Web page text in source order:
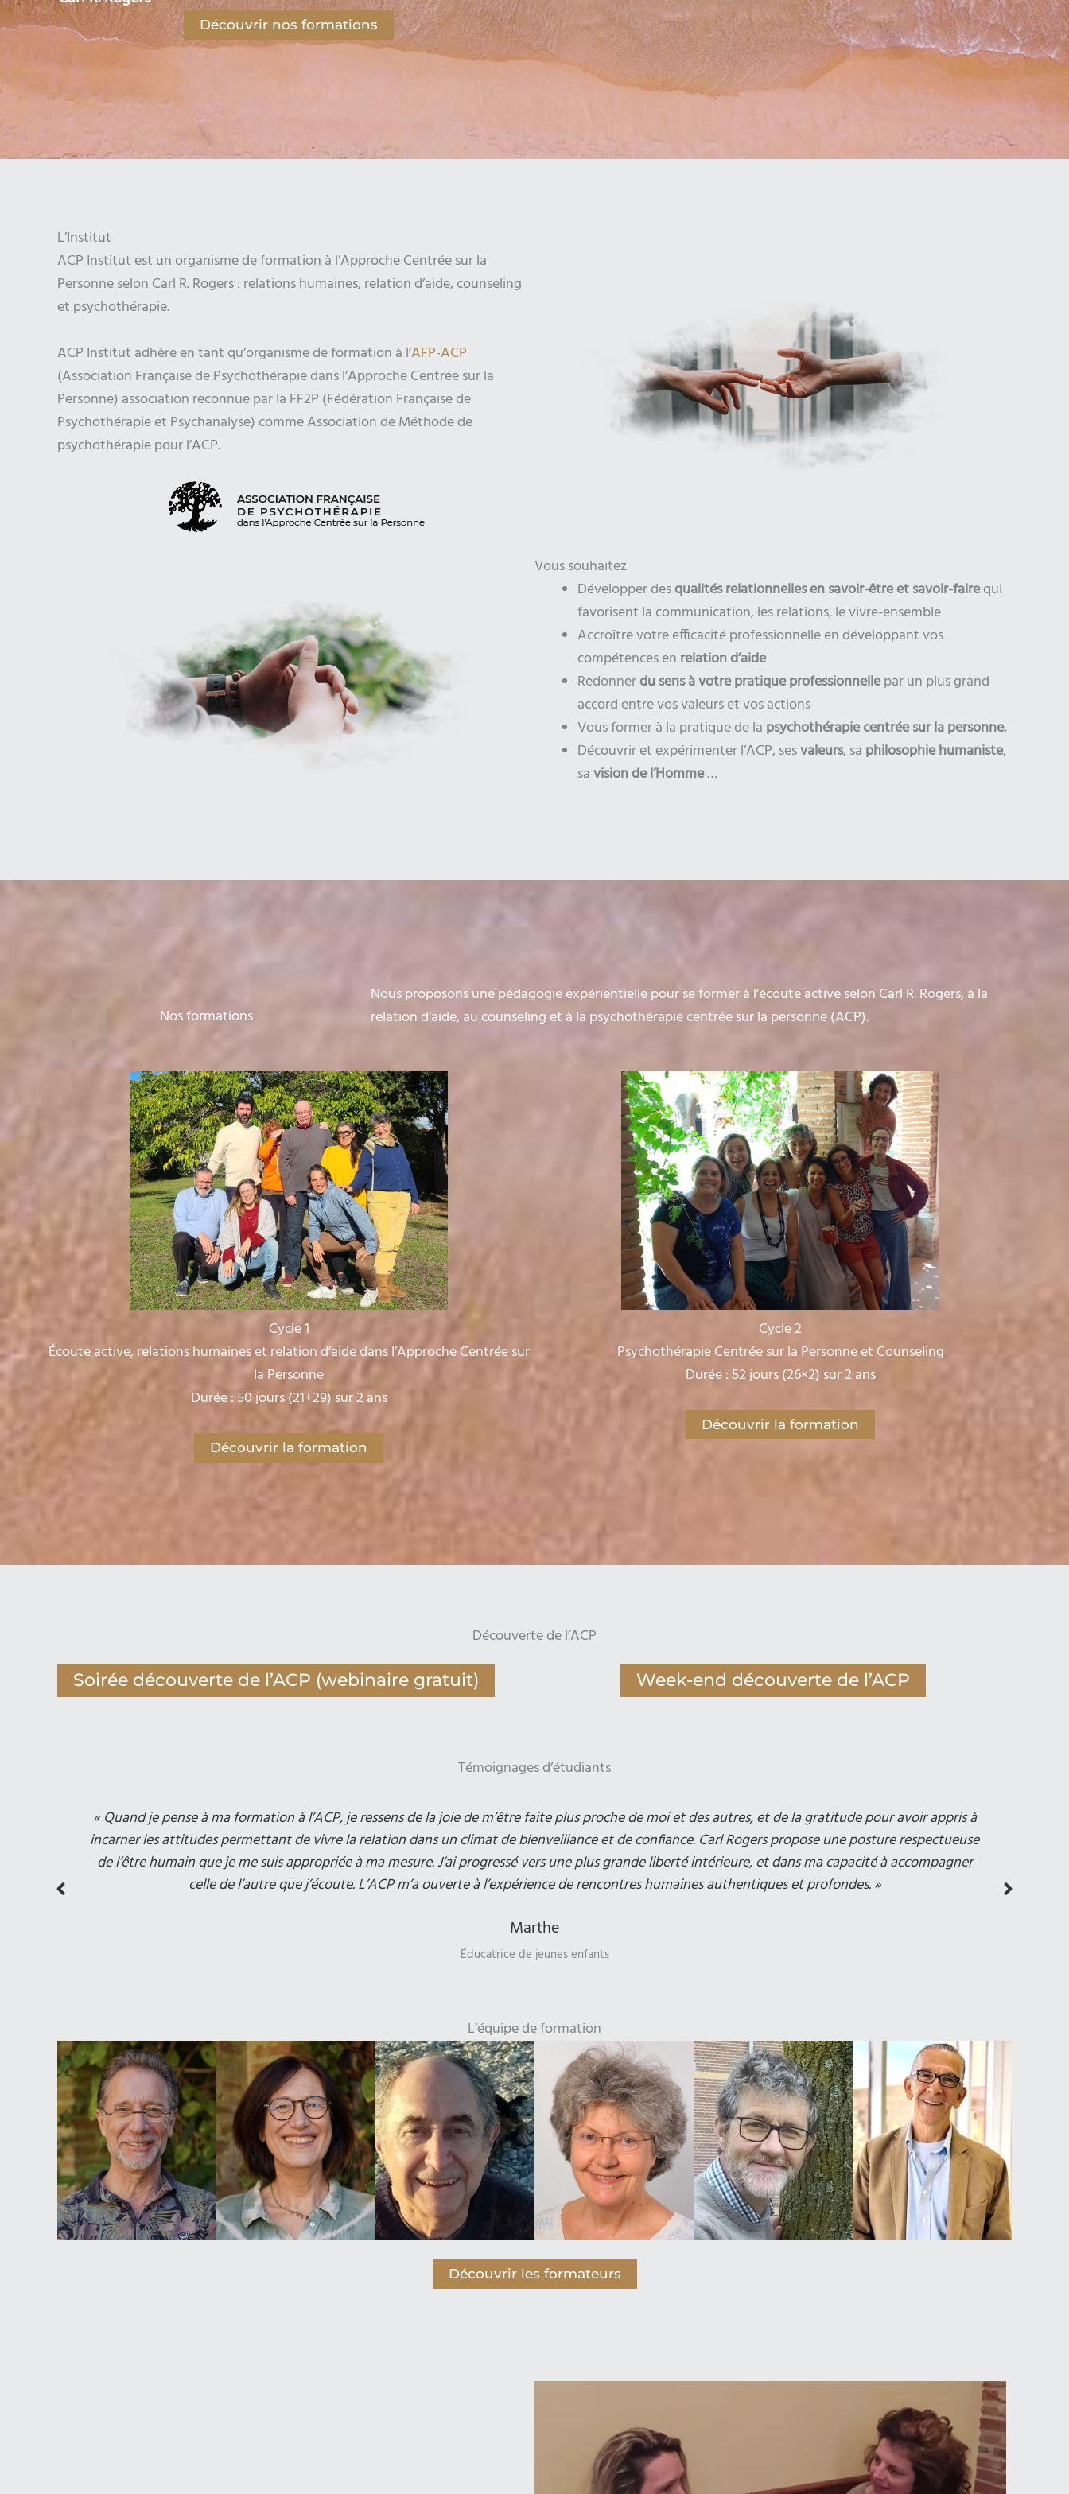
Découvrir nos formations
L’Institut
ACP Institut est un organisme de formation à l’Approche Centrée sur la
Personne selon Carl R. Rogers : relations humaines, relation d’aide, counseling
et psychothérapie.
ACP Institut adhère en tant qu’organisme de formation à l’AFP-ACP
(Association Française de Psychothérapie dans l’Approche Centrée sur la
Personne) association reconnue par la FF2P (Fédération Française de
Psychothérapie et Psychanalyse) comme Association de Méthode de
psychothérapie pour l’ACP.
Vous souhaitez
Développer desqualités relationnelles en savoir-être et savoir-fairequi
favorisent la communication, les relations, le vivre-ensemble
Accroître votre efficacité professionnelle en développant vos
compétences en relation d’aide
Redonnerdu sens à votre pratique professionnellepar un plus grand
accord entre vos valeurs et vos actions
Vous former à la pratique de la psychothérapie centrée sur la personne.
Découvrir et expérimenter l’ACP, sesvaleurs, sa philosophie humaniste,
savision de l’Homme…
Nos formations
Nous proposons une pédagogie expérientielle pour se former à l’écoute active selon Carl R. Rogers, à la
relation d’aide, au counseling et à la psychothérapie centrée sur la personne (ACP).
Cycle 1
Écoute active, relations humaines et relation d’aide dans l’Approche Centrée sur
la Personne
Durée : 50 jours (21+29) sur 2 ans
Découvrir la formation
Cycle 2
Psychothérapie Centrée sur la Personne et Counseling
Durée : 52 jours (26×2) sur 2 ans
Découvrir la formation
Découverte de l’ACP
Soirée découverte de l’ACP (webinaire gratuit) Week-end découverte de l’ACP
Témoignages d’étudiants
« Quand je pense à ma formation à l’ACP, je ressens de la joie de m’être faite plus proche de moi et des autres, et de la gratitude pour avoir appris à
incarner les attitudes permettant de vivre la relation dans un climat de bienveillance et de confiance. Carl Rogers propose une posture respectueuse
de l’être humain que je me suis appropriée à ma mesure. J’ai progressé vers une plus grande liberté intérieure, et dans ma capacité à accompagner
celle de l’autre que j’écoute. L’ACP m’a ouverte à l’expérience de rencontres humaines authentiques et profondes. »
Marthe
Éducatrice de jeunes enfants
L’équipe de formation
Découvrir les formateurs